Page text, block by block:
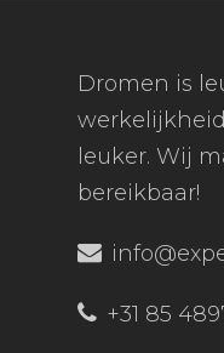
Dromen is
leuker. Wij
bereikbaar!
+31 85